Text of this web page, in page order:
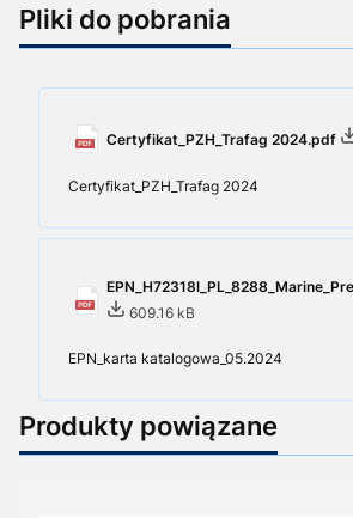
Pliki do pobrania
Certyfikat_PZH_Trafag 2024.pdf
Certyfikat_PZH_Trafag 2024
609.16 kB
EPN_karta katalogowa_05.2024
Produkty powiązane